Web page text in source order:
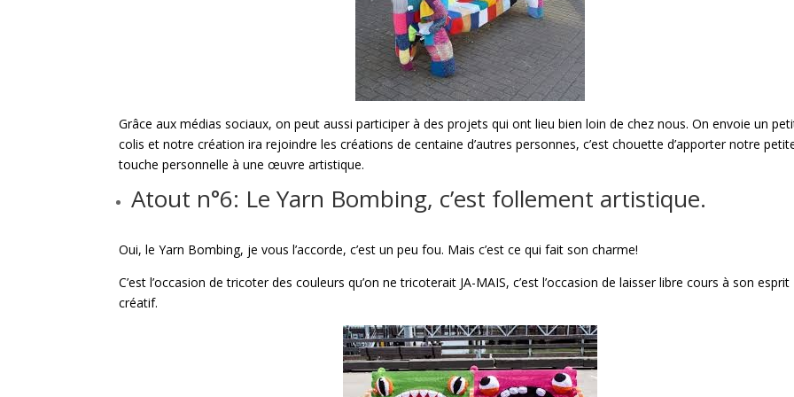
Grâce aux médias sociaux, on peut aussi participer à des projets qui ont lieu bien loin de chez nous. On envoie un
colis et notre création ira rejoindre les créations de centaine d’autres personnes, c’est chouette d’apporter notre
touche personnelle à une œuvre artistique.
Atout n°6: Le Yarn Bombing, c’est follement artistique.
Oui, le Yarn Bombing, je vous l’accorde, c’est un peu fou. Mais c’est ce qui fait son charme!
C’est l’occasion de tricoter des couleurs qu’on ne tricoterait JA-MAIS, c’est l’occasion de laisser libre cours à son esprit
créatif.